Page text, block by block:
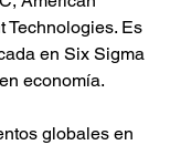
Technologies. Es
en Six Sigma
economía.
globales en